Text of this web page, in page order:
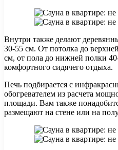
Внутри также делают
30-55 см. От потолка до
см, от пола до нижней полки
комфортного сидячего отдыха.
Печь подбирается с
обогревателем из расчета
площади. Вам также
размещают на стене или на